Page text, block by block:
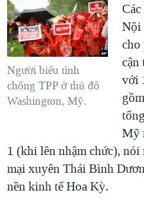
Người biểu tình
chống TPP ở thủ đô
Washington, Mỹ.
Nội
cho
với
Mỹ
1 (khi lên nhậm chức),
mại xuyên Thái Bình
nền kinh tế Hoa Kỳ.